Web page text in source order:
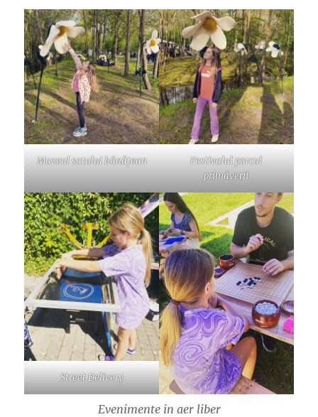
Muzeul satului bănățean
Festivalul parcul
primăverii
Street Delivery
Evenimente in aer liber